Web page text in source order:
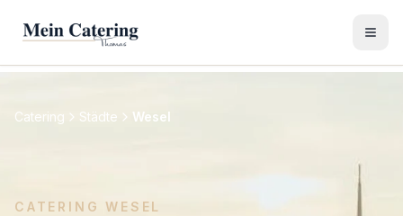
Catering Städte Wesel
CATERINGWESEL